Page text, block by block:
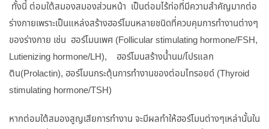
ทั้งนี้ ต่อมใต้สมองสมองส่วนหน้า เป็นต่อมไร้ท่อที่มีความสำคัญมากต่อ
ร่างกายเพราะเป็นแหล่งสร้างฮอร์โมนหลายชนิดที่ควบคุมการทำงานต่างๆ
ของร่างกาย เช่น ฮอร์โมนเพศ (Follicular stimulating hormone/FSH,
Lutienizing hormone/LH), ฮอร์โมนสร้างน้ำนม/โปรแลก
ติน(Prolactin), ฮอร์โมนกระตุ้นการทำงานของต่อมไทรอยด์ (Thyroid
stimulating hormone/TSH)
หากต่อมใต้สมองสูญเสียการทำงาน จะมีผลทำให้ฮอร์โมนต่างๆเหล่านั้นใน